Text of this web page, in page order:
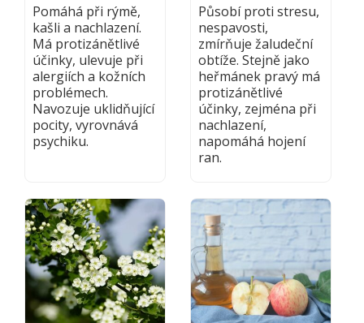
Pomáhá při rýmě,
kašli a nachlazení.
Má protizánětlivé
účinky, ulevuje při
alergiích a kožních
problémech.
Navozuje uklidňující
pocity, vyrovnává
psychiku.
Působí proti stresu,
nespavosti,
zmírňuje žaludeční
obtíže. Stejně jako
heřmánek pravý má
protizánětlivé
účinky, zejména při
nachlazení,
napomáhá hojení
ran.